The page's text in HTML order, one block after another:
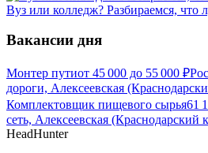
Вуз или колледж? Разбираемся, что
Вакансии дня
Монтер путиот 45 000 до 55 000 ₽
дороги, Алексеевская
Комплектовщик пищевого сырья61
сеть, Алексеевская (Краснодарский
HeadHunter